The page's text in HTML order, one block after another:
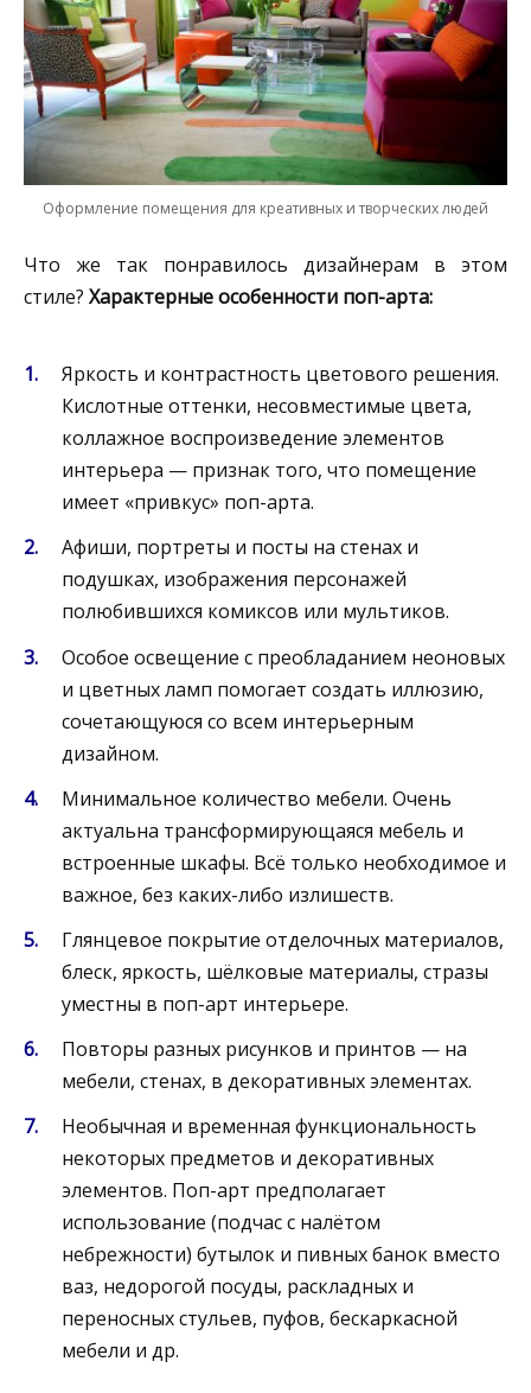
Оформление помещения для креативных и творческих людей
Что же так понравилось дизайнерам в этом
стиле? Характерные особенности поп-арта:
Яркость и контрастность цветового решения.
Кислотные оттенки, несовместимые цвета,
коллажное воспроизведение элементов
интерьера — признак того, что помещение
имеет «привкус» поп-арта.
Афиши, портреты и посты на стенах и
подушках, изображения персонажей
полюбившихся комиксов или мультиков.
Особое освещение с преобладанием неоновых
и цветных ламп помогает создать иллюзию,
сочетающуюся со всем интерьерным
дизайном.
Минимальное количество мебели. Очень
актуальна трансформирующаяся мебель и
встроенные шкафы. Всё только необходимое и
важное, без каких-либо излишеств.
Глянцевое покрытие отделочных материалов,
блеск, яркость, шёлковые материалы, стразы
уместны в поп-арт интерьере.
Повторы разных рисунков и принтов — на
мебели, стенах, в декоративных элементах.
Необычная и временная функциональность
некоторых предметов и декоративных
элементов. Поп-арт предполагает
использование (подчас с налётом
небрежности) бутылок и пивных банок вместо
ваз, недорогой посуды, раскладных и
переносных стульев, пуфов, бескаркасной
мебели и др.